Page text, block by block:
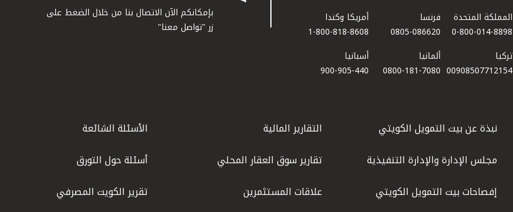
المملكة المتحدة
0-800-014-8898
فرنسا
0805-086620
أمريكا وكندا
1-800-818-8608
تركيا
00908507712154​
ألمانيا
0800-181-7080
أسبانيا
900-905-440
بإمكانكم الآن الاتصال بنا من خلال الضغط على
زر "تواصل معنا"
نبذة عن بيت التمويل الكويتي
مجلس الإدارة والإدارة التنفيذية
إفصاحات بيت التمويل الكويتي
التقارير المالية
تقارير سوق العقار المحلي
علاقات المستثمرين
الأسئلة الشائعة
أسئلة حول التورق
تقرير الكويت المصرفي